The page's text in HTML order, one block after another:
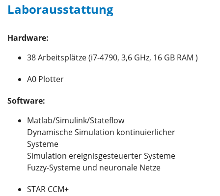
Laborausstattung
Hardware:
38 Arbeitsplätze (i7-4790, 3,6 GHz, 16 GB RAM )
A0 Plotter
Software:
Matlab/Simulink/Stateflow
Dynamische Simulation kontinuierlicher
Systeme
Simulation ereignisgesteuerter Systeme
Fuzzy-Systeme und neuronale Netze
STAR CCM+